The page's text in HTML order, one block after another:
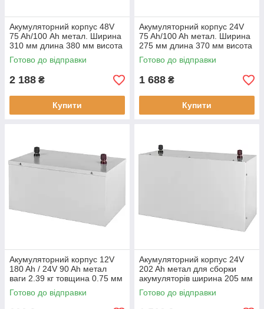
Акумуляторний корпус 48V
75 Ah/100 Аh метал. Ширина
310 мм длина 380 мм висота
270 мм
Готово до відправки
2 188 ₴
Купити
Акумуляторний корпус 24V
75 Ah/100 Ah метал. Ширина
275 мм длина 370 мм висота
160 мм вес 3 кг
Готово до відправки
1 688 ₴
Купити
Акумуляторний корпус 12V
180 Ah / 24V 90 Ah метал
ваги 2.39 кг товщина 0.75 мм
Готово до відправки
Акумуляторний корпус 24V
202 Ah метал для сборки
акумуляторів ширина 205 мм
висота 275 мм
Готово до відправки